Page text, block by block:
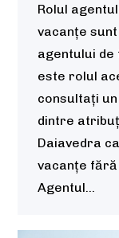
Rolul
vacanțe
agentului de
este rolul
consultați
dintre
Daiavedra
vacanțe
Agentul…